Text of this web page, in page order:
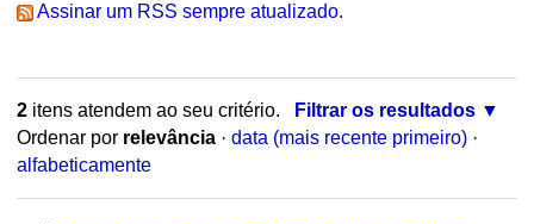
Assinar um RSS sempre atualizado.
2itens atendem ao seu critério.
Filtrar os resultados
Ordenar por relevância · data (mais recente primeiro) ·
alfabeticamente